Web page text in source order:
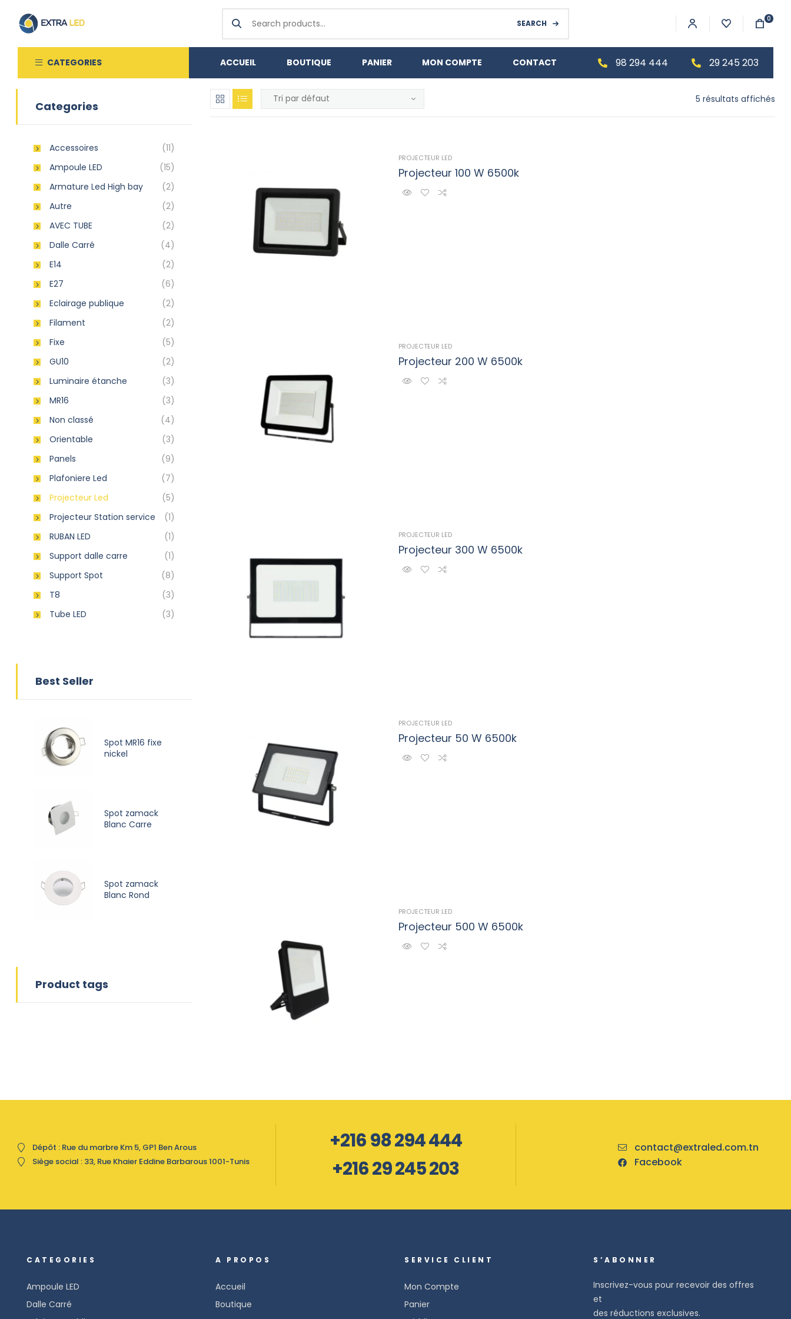
SEARCH 0
CATEGORIES ACCUEIL BOUTIQUE PANIER MON COMPTE CONTACT 98 294 444 29 245 203
5 résultats affichés
PROJECTEUR LED
Projecteur 100 W 6500k
PROJECTEUR LED
Projecteur 200 W 6500k
PROJECTEUR LED
Projecteur 300 W 6500k
PROJECTEUR LED
Projecteur 50 W 6500k
PROJECTEUR LED
Projecteur 500 W 6500k
Categories
Accessoires
(11)
Ampoule LED
(15)
Armature Led High bay
(2)
Autre
(2)
AVEC TUBE
(2)
Dalle Carré
(4)
E14
(2)
E27
(6)
Eclairage publique
(2)
Filament
(2)
Fixe
(5)
GU10
(2)
Luminaire étanche
(3)
MR16
(3)
Non classé
(4)
Orientable
(3)
Panels
(9)
Plafoniere Led
(7)
Projecteur Led
(5)
Projecteur Station service
(1)
RUBAN LED
(1)
Support dalle carre
(1)
Support Spot
(8)
T8
(3)
Tube LED
(3)
Best Seller
Spot MR16 fixe
nickel
Spot zamack
Blanc Carre
Spot zamack
Blanc Rond
Product tags
Dépôt : Rue du marbre Km 5, GP1 Ben Arous
Siège social : 33, Rue Khaier Eddine Barbarous 1001-Tunis
+216 98 294 444
+216 29 245 203
contact@extraled.com.tn
Facebook
CATEGORIES
Ampoule LED
Dalle Carré
A PROPOS
Accueil
Boutique
SERVICE CLIENT
Mon Compte
Panier
S’ABONNER
Inscrivez-vous pour recevoir des offres
et
des réductions exclusives.